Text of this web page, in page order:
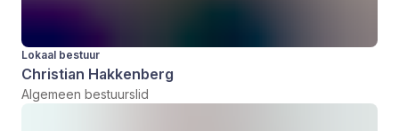
Lokaal bestuur
Christian Hakkenberg
Algemeen bestuurslid